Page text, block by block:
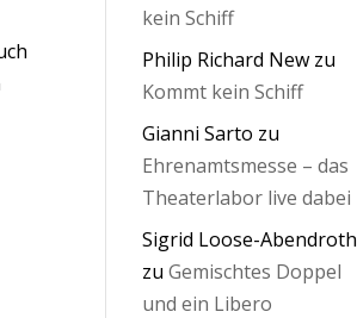
kein Schiff
Philip Richard New zu
Kommt kein Schiff
Gianni Sarto zu
Ehrenamtsmesse – das
Theaterlabor live dabei
Sigrid Loose-Abendroth
zuGemischtes Doppel
und ein Libero